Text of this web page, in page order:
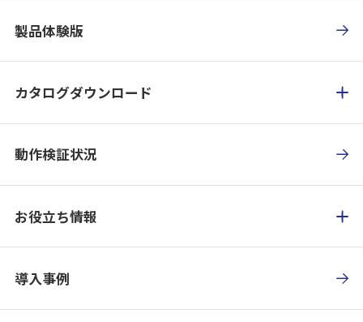
製品体験版
カタログダウンロード
動作検証状況
お役立ち情報
導入事例